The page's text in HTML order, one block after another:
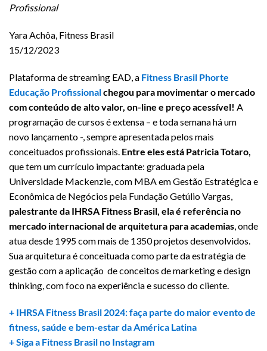
Profissional
Yara Achôa, Fitness Brasil
15/12/2023
Plataforma de streaming EAD, a Fitness Brasil Phorte
Educação Profissionalchegou para movimentar o mercado
com conteúdo de alto valor, on-line e preço acessível! A
programação de cursos é extensa – e toda semana há um
novo lançamento -, sempre apresentada pelos mais
conceituados profissionais. Entre eles está Patricia Totaro,
que tem um currículo impactante: graduada pela
Universidade Mackenzie, com MBA em Gestão Estratégica e
Econômica de Negócios pela Fundação Getúlio Vargas,
palestrante da IHRSA Fitness Brasil, ela é referência no
mercado internacional de arquitetura para academias , onde
atua desde 1995 com mais de 1350 projetos desenvolvidos.
Sua arquitetura é conceituada como parte da estratégia de
gestão com a aplicação de conceitos de marketing e design
thinking, com foco na experiência e sucesso do cliente.
+ IHRSA Fitness Brasil 2024: faça parte do maior evento de
fitness, saúde e bem-estar da América Latina
+ Siga a Fitness Brasil no Instagram